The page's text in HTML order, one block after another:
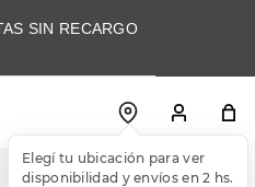
SIN RECARGO
Elegí tu ubicación para ver
disponibilidad y envíos en 2 hs.